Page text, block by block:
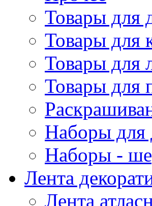
Товары для
Товары для
Товары для
Товары для
Наборы для
Наборы -
Лента
Лента